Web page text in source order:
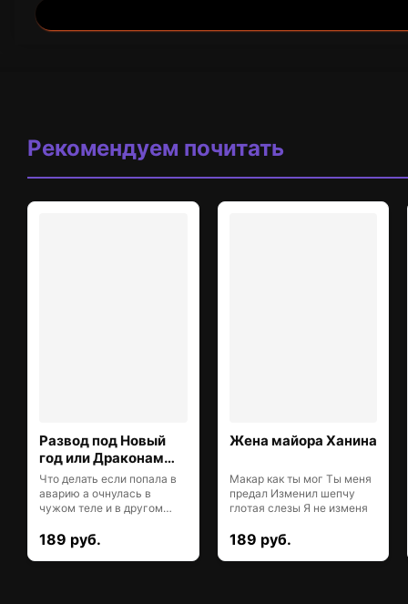
Рекомендуем почитать
Развод под Новый
год или Драконам
здесь не рады
Что делать если попала в
аварию а очнулась в
чужом теле и в другом
189 руб.
Жена майора Ханина
Макар как ты мог Ты меня
предал Изменил шепчу
глотая слезы Я не изменя
189 руб.